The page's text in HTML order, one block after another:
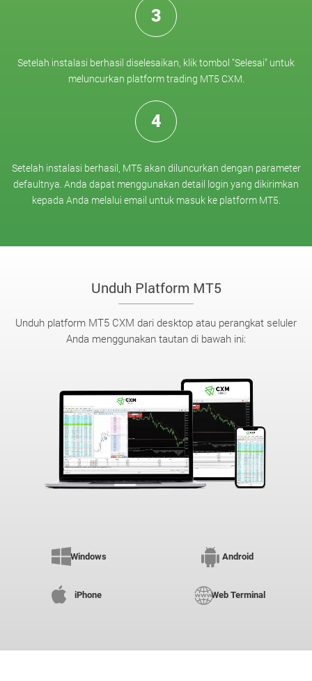
3
Setelah instalasi berhasil diselesaikan, klik tombol "Selesai" untuk
meluncurkan platform trading MT5 CXM.
4
Setelah instalasi berhasil, MT5 akan diluncurkan dengan parameter
defaultnya. Anda dapat menggunakan detail login yang dikirimkan
kepada Anda melalui email untuk masuk ke platform MT5.
Unduh Platform MT5
Unduh platform MT5 CXM dari desktop atau perangkat seluler
Anda menggunakan tautan di bawah ini:
Windows Android
iPhone Web Terminal